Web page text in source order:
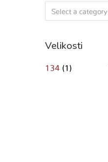
Select a category
Velikosti
134 (1)